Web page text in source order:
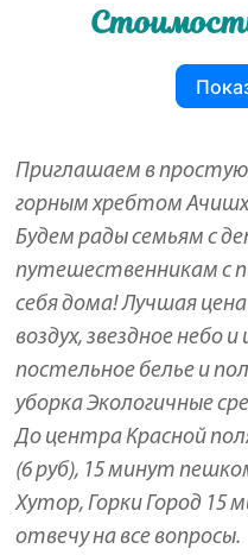
Приглашаем в
горным хребтом
Будем рады семьям с
путешественникам с
себя дома! Лучшая
воздух, звездное небо
постельное белье и
уборка Экологичные
До центра Красной
(6 руб), 15 минут
Хутор, Горки Город 15
отвечу на все вопросы.